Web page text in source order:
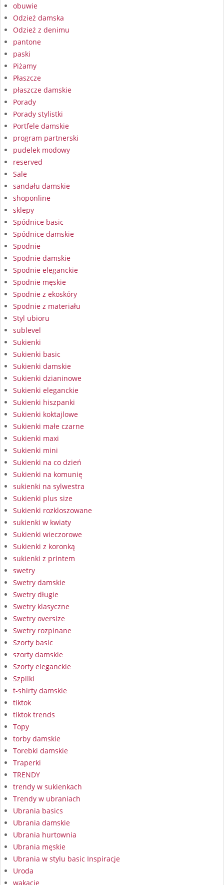
obuwie
Odzież damska
Odzież z denimu
pantone
paski
Piżamy
Płaszcze
płaszcze damskie
Porady
Porady stylistki
Portfele damskie
program partnerski
pudelek modowy
reserved
Sale
sandału damskie
shoponline
sklepy
Spódnice basic
Spódnice damskie
Spodnie
Spodnie damskie
Spodnie eleganckie
Spodnie męskie
Spodnie z ekoskóry
Spodnie z materiału
Styl ubioru
sublevel
Sukienki
Sukienki basic
Sukienki damskie
Sukienki dzianinowe
Sukienki eleganckie
Sukienki hiszpanki
Sukienki koktajlowe
Sukienki małe czarne
Sukienki maxi
Sukienki mini
Sukienki na co dzień
Sukienki na komunię
sukienki na sylwestra
Sukienki plus size
Sukienki rozkloszowane
sukienki w kwiaty
Sukienki wieczorowe
Sukienki z koronką
sukienki z printem
swetry
Swetry damskie
Swetry długie
Swetry klasyczne
Swetry oversize
Swetry rozpinane
Szorty basic
szorty damskie
Szorty eleganckie
Szpilki
t-shirty damskie
tiktok
tiktok trends
Topy
torby damskie
Torebki damskie
Traperki
TRENDY
trendy w sukienkach
Trendy w ubraniach
Ubrania basics
Ubrania damskie
Ubrania hurtownia
Ubrania męskie
Ubrania w stylu basic Inspiracje
Uroda
wakacje